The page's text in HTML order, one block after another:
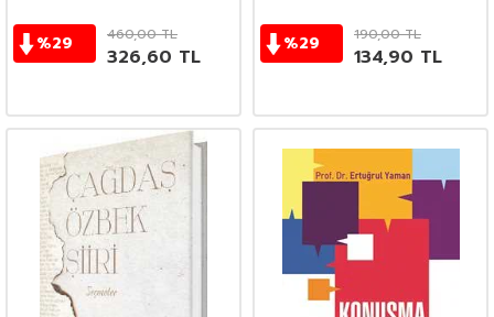
%29 460,00TL
326,60 TL
%29 190,00TL
134,90 TL